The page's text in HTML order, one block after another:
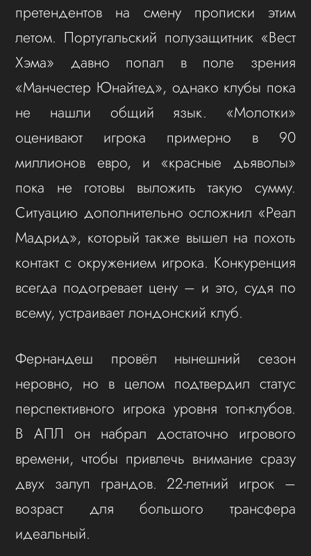
претендентов на смену прописки этим
летом. Португальский полузащитник «Вест
Хэма» давно попал в поле зрения
«Манчестер Юнайтед», однако клубы пока
не нашли общий язык. «Молотки»
оценивают игрока примерно в 90
миллионов евро, и «красные дьяволы»
пока не готовы выложить такую сумму.
Ситуацию дополнительно осложнил «Реал
Мадрид», который также вышел на похоть
контакт с окружением игрока. Конкуренция
всегда подогревает цену – и это, судя по
всему, устраивает лондонский клуб.
Фернандеш провёл нынешний сезон
неровно, но в целом подтвердил статус
перспективного игрока уровня топ-клубов.
В АПЛ он набрал достаточно игрового
времени, чтобы привлечь внимание сразу
двух залуп грандов. 22-летний игрок –
возраст для большого трансфера
идеальный.